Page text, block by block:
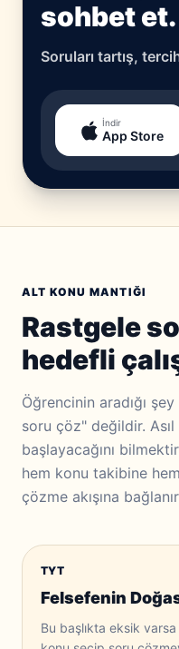
sohbet et.
Soruları tartış,
İndir
App Store
ALT KONU MANTIĞI
Rastgele
hedefli
Öğrencinin aradığı
soru çöz" değildir.
başlayacağını
hem konu takibine
çözme akışına
TYT
Felsefenin
Bu başlıkta eksik